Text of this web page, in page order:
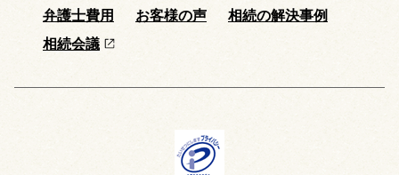
弁護士費用
お客様の声
相続の解決事例
相続会議